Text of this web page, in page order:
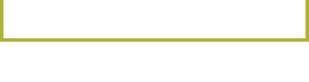
30/08 17:30 Abuztuaren 30a / 30 de